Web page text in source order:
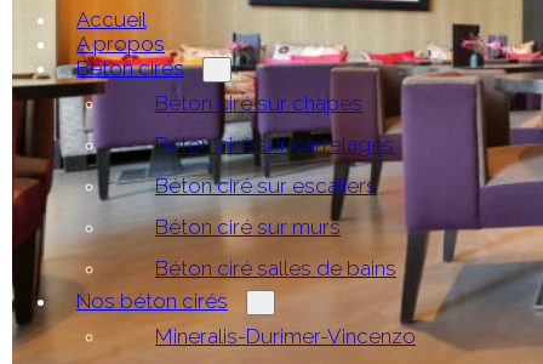
Accueil
A propos
Béton cirés
Béton ciré sur chapes
Béton ciré sur carrelages
Béton ciré sur escaliers
Béton ciré sur murs
Béton ciré salles de bains
Nos béton cirés
Mineralis-Durimer-Vincenzo